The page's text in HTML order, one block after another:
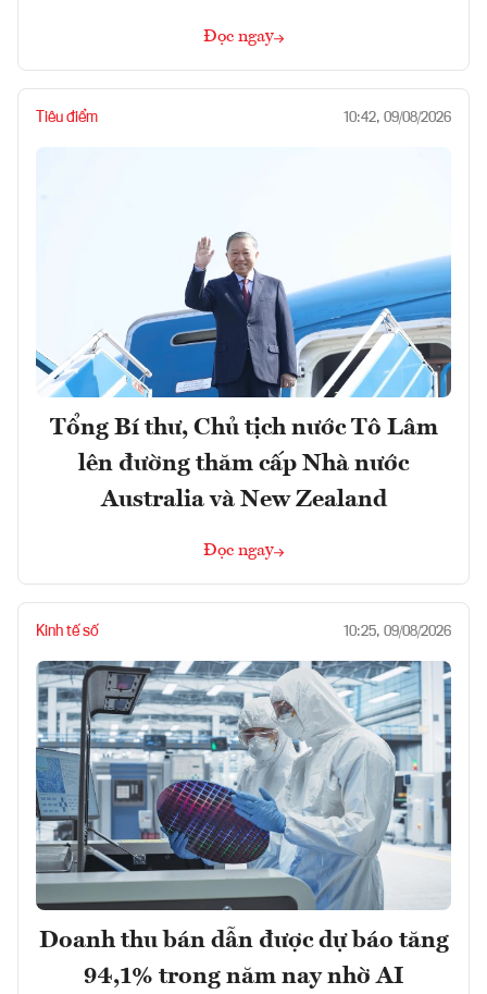
Đọc ngay
Tiêu điểm 10:42, 09/08/2026
Tổng Bí thư, Chủ tịch nước Tô Lâm
lên đường thăm cấp Nhà nước
Australia và New Zealand
Đọc ngay
Kinh tế số 10:25, 09/08/2026
Doanh thu bán dẫn được dự báo tăng
94,1% trong năm nay nhờ AI